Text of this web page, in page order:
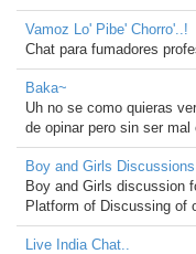
Vamoz Lo' Pibe' Chorro'..!
Chat para fumadores
Baka~
Uh no se como quieras
de opinar pero sin ser mal
Boy and Girls Discussions
Boy and Girls discussion
Platform of Discussing of
Live India Chat..